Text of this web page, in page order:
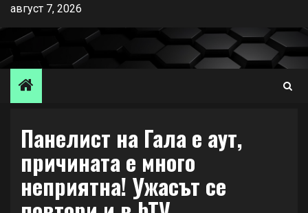
Skip
content
август 7, 2026
Панелист на Гала е аут,
причината е много
неприятна! Ужасът се